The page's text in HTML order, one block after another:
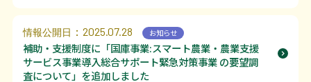
利用上の注意等
お問い合わせ
情報公開日 ：2025.07.28 お知らせ
補助・支援制度に「国庫事業:スマート農業・農業支援
サービス事業導入総合サポート緊急対策事業 の要望調
査について」を追加しました